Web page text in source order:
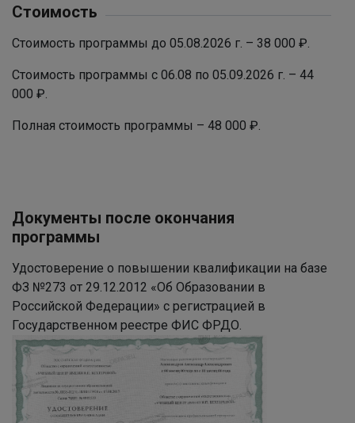
Стоимость
Стоимость программы до 05.08.2026 г. – 38 000 ₽.
Стоимость программы с 06.08 по 05.09.2026 г. – 44
000 ₽.
Полная стоимость программы – 48 000 ₽.
Документы после окончания
программы
Удостоверение о повышении квалификации на базе
ФЗ №273 от 29.12.2012 «Об Образовании в
Российской Федерации» с регистрацией в
Государственном реестре ФИС ФРДО.